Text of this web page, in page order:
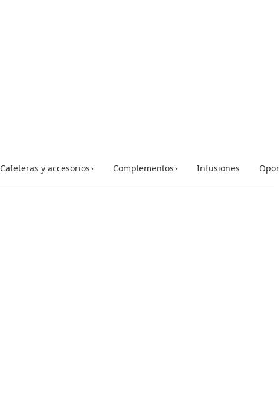
Cafeteras y accesorios› Complementos› Infusiones